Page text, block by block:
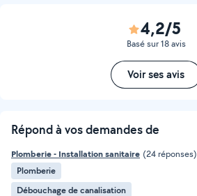
4,2/5
Basé sur 18 avis
Voir ses avis
Répond à vos demandes de
Plomberie - Installation sanitaire (24 réponses)
Plomberie
Débouchage de canalisation